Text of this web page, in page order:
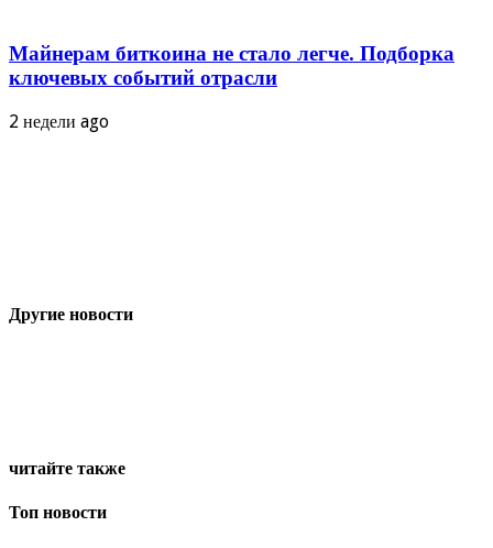
Майнерам биткоина не стало легче. Подборка
ключевых событий отрасли
2 недели ago
Другие новости
читайте также
Топ новости